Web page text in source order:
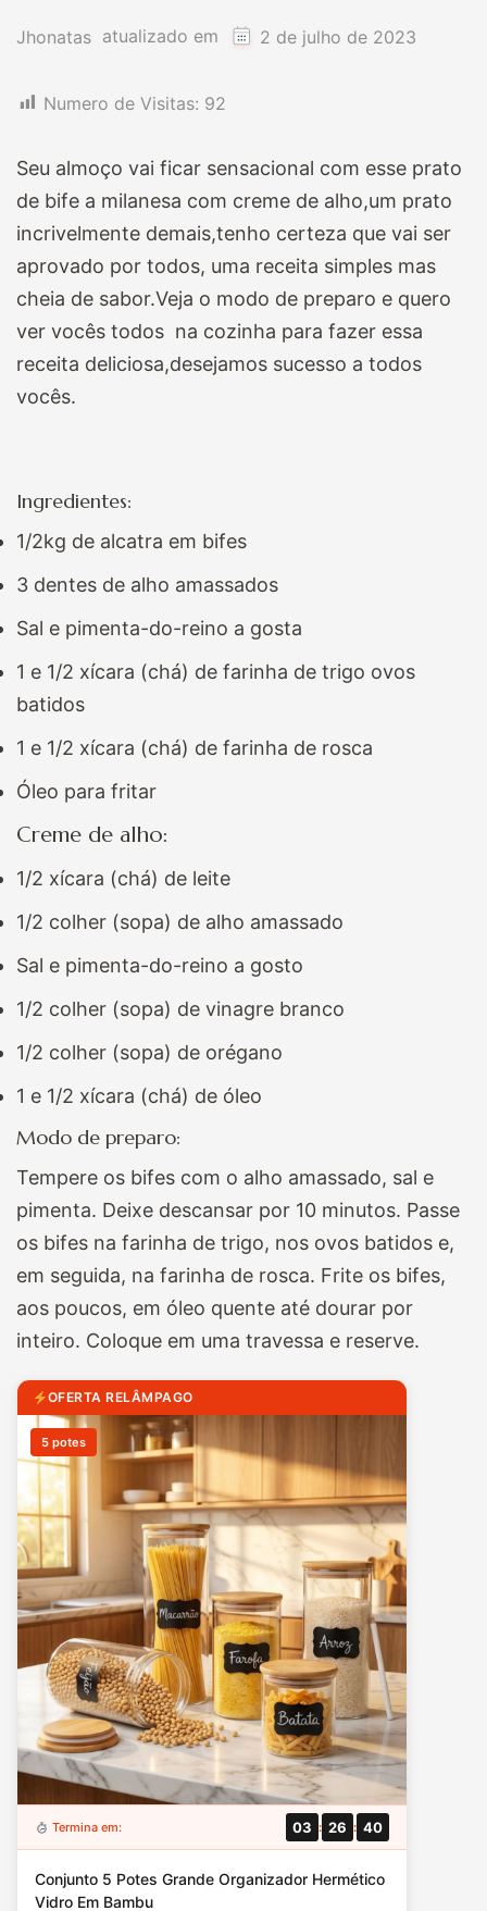
Jhonatas atualizado em 2 de julho de 2023
Numero de Visitas: 92
Seu almoço vai ficar sensacional com esse prato
de bife a milanesa com creme de alho,um prato
incrivelmente demais,tenho certeza que vai ser
aprovado por todos, uma receita simples mas
cheia de sabor.Veja o modo de preparo e quero
ver vocês todos na cozinha para fazer essa
receita deliciosa,desejamos sucesso a todos
vocês.
Ingredientes:
1/2kg de alcatra em bifes
3 dentes de alho amassados
Sal e pimenta-do-reino a gosta
1 e 1/2 xícara (chá) de farinha de trigo ovos
batidos
1 e 1/2 xícara (chá) de farinha de rosca
Óleo para fritar
Creme de alho:
1/2 xícara (chá) de leite
1/2 colher (sopa) de alho amassado
Sal e pimenta-do-reino a gosto
1/2 colher (sopa) de vinagre branco
1/2 colher (sopa) de orégano
1 e 1/2 xícara (chá) de óleo
Modo de preparo:
Tempere os bifes com o alho amassado, sal e
pimenta. Deixe descansar por 10 minutos. Passe
os bifes na farinha de trigo, nos ovos batidos e,
em seguida, na farinha de rosca. Frite os bifes,
aos poucos, em óleo quente até dourar por
inteiro. Coloque em uma travessa e reserve.
OFERTA RELÂMPAGO
5 potes
Termina em: 03 : 26 : 39
Conjunto 5 Potes Grande Organizador Hermético
Vidro Em Bambu